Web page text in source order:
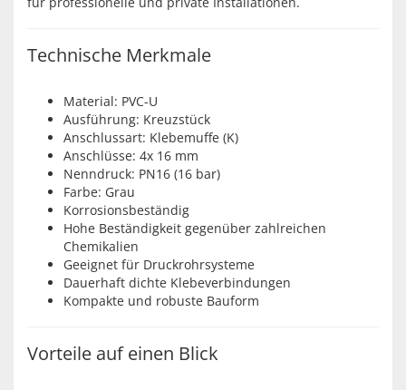
Technische Merkmale
Material: PVC-U
Ausführung: Kreuzstück
Anschlussart: Klebemuffe (K)
Anschlüsse: 4x 16 mm
Nenndruck: PN16 (16 bar)
Farbe: Grau
Korrosionsbeständig
Hohe Beständigkeit gegenüber zahlreichen
Chemikalien
Geeignet für Druckrohrsysteme
Dauerhaft dichte Klebeverbindungen
Kompakte und robuste Bauform
Vorteile auf einen Blick